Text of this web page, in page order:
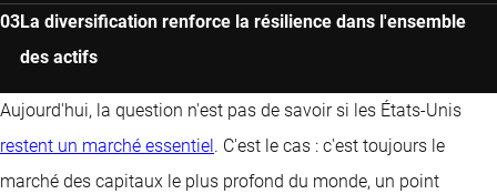
La diversification renforce la résilience dans l'ensemble
des actifs
Aujourd'hui, la question n'est pas de savoir si les États-Unis
restent un marché essentiel. C'est le cas : c'est toujours le
marché des capitaux le plus profond du monde, un point